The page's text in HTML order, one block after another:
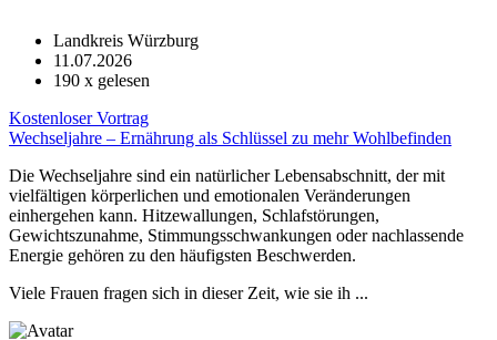
Landkreis Würzburg
11.07.2026
190 x gelesen
Kostenloser Vortrag
Wechseljahre – Ernährung als Schlüssel zu mehr Wohlbefinden
Die Wechseljahre sind ein natürlicher Lebensabschnitt, der mit
vielfältigen körperlichen und emotionalen Veränderungen
einhergehen kann. Hitzewallungen, Schlafstörungen,
Gewichtszunahme, Stimmungsschwankungen oder nachlassende
Energie gehören zu den häufigsten Beschwerden.
Viele Frauen fragen sich in dieser Zeit, wie sie ih ...